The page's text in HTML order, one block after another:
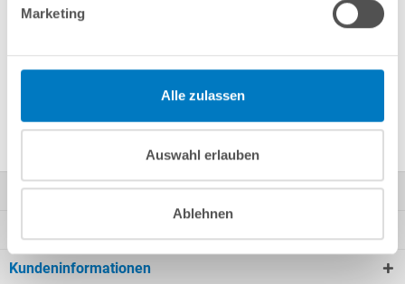
Marketing
Alle zulassen
Auswahl erlauben
Ablehnen
Herstellerangaben
Nützliches/Tipps
Kontakt
Kundeninformationen